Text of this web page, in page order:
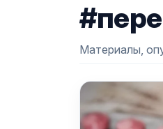
Материалы,